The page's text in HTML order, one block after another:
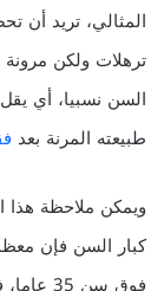
المثالي، تريد
ترهلات ولكن
طبيعته المرنة بعد
ويمكن ملاحظة هذا
كبار السن فإن